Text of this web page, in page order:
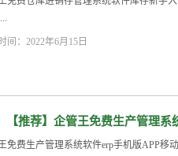
间：2022年6月15日
【推荐】企管王免费生产管理
版功能介绍
免费生产管理系统软件erp手机版APP移